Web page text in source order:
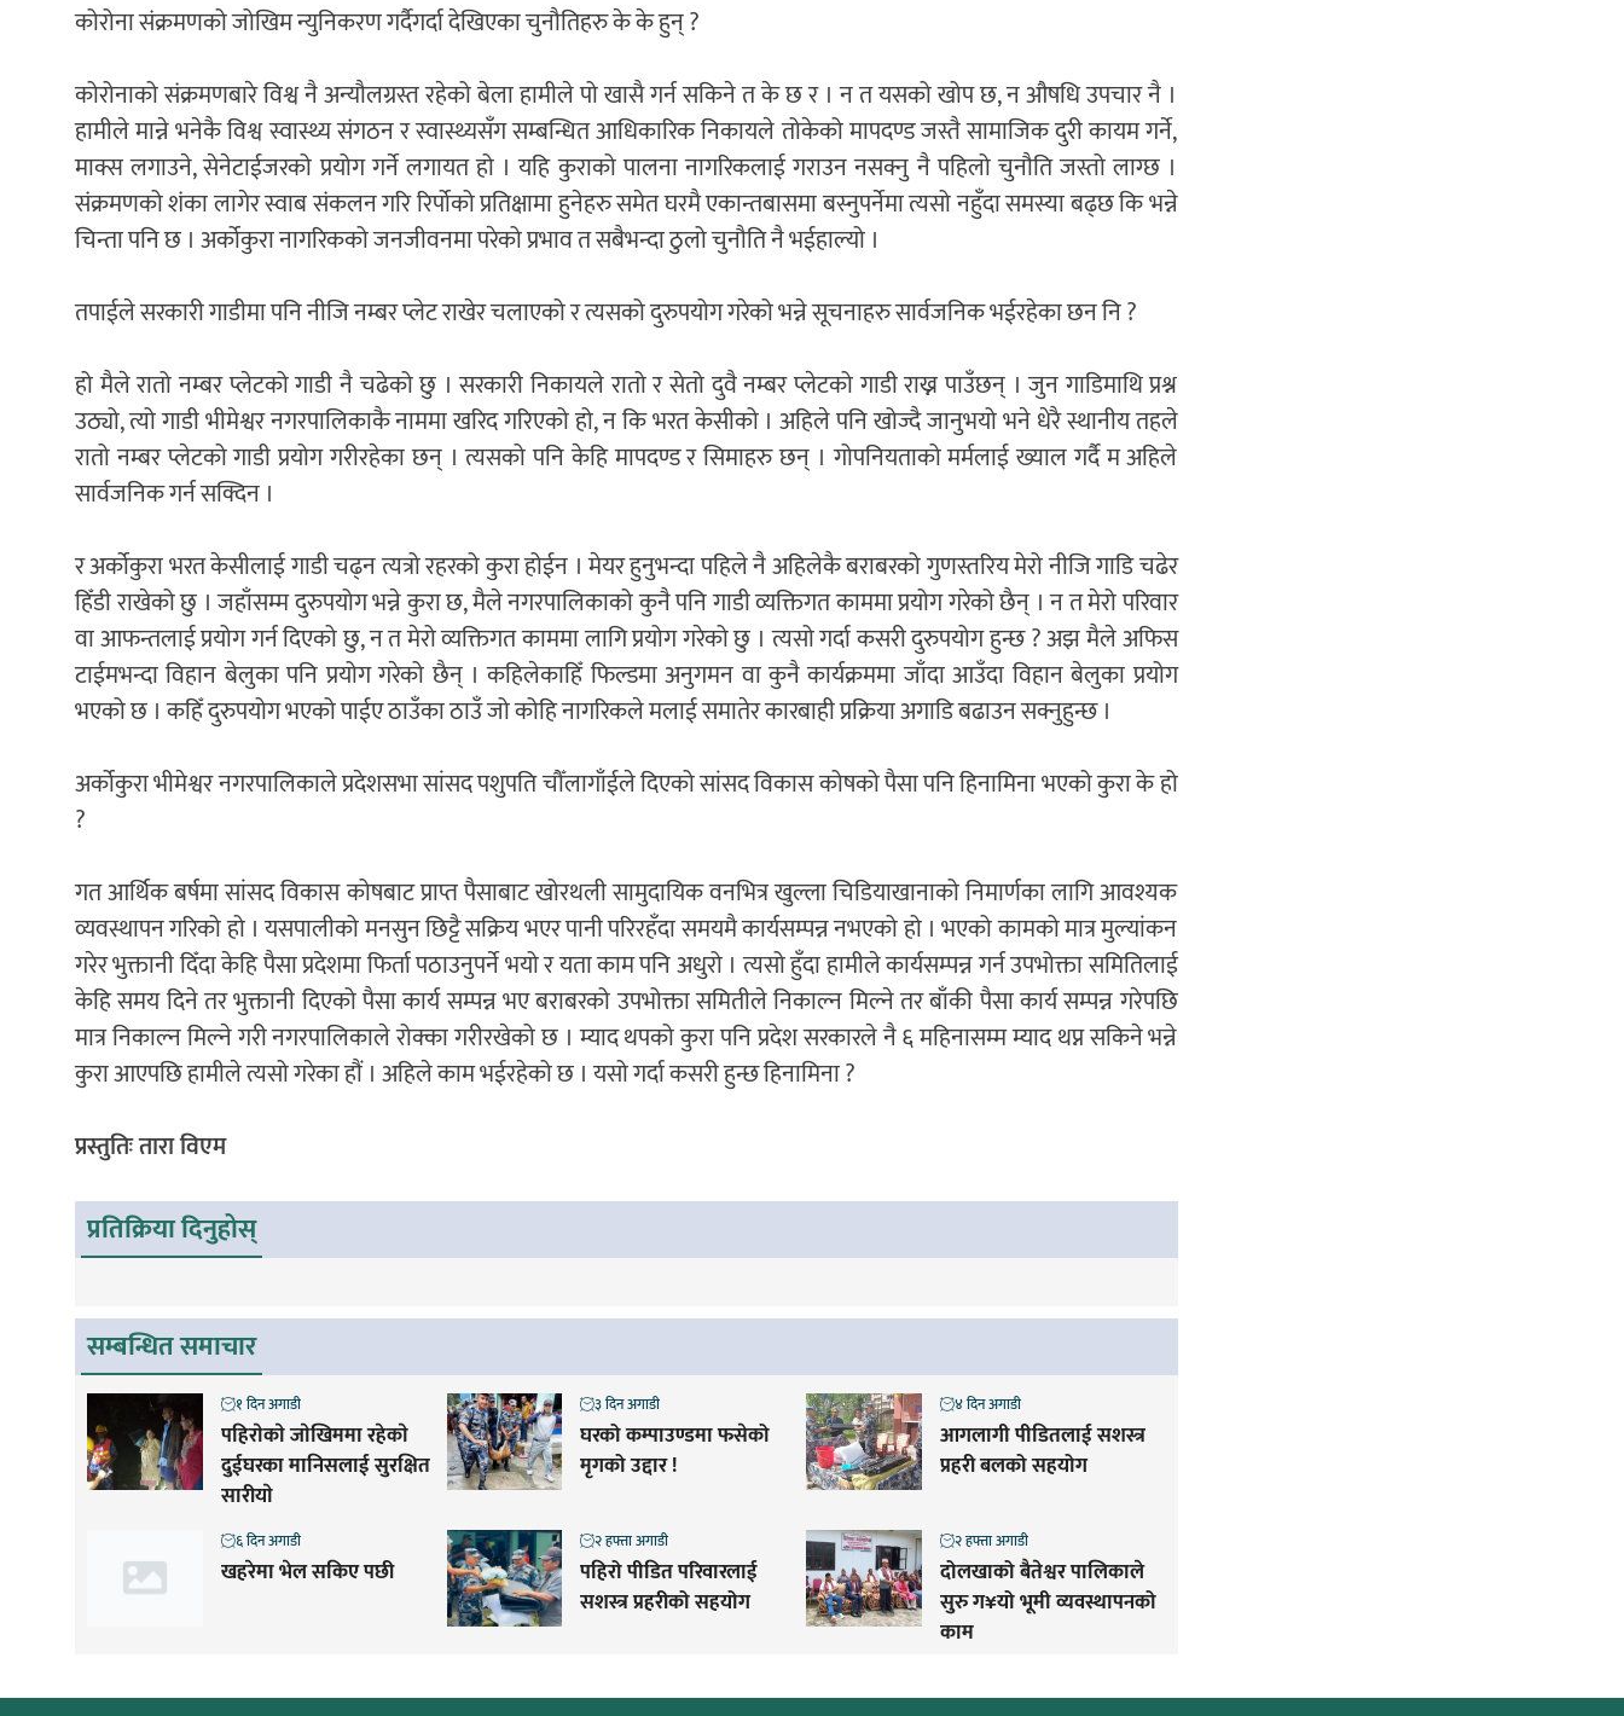
कोरोना संक्रमणको जोखिम न्युनिकरण गर्दैगर्दा देखिएका चुनौतिहरु के के हुन् ?
कोरोनाको संक्रमणबारे विश्व नै अन्यौलग्रस्त रहेको बेला हामीले पो खासै गर्न सकिने त के छ र । न त यसको खोप छ, न औषधि उपचार नै ।
हामीले मान्ने भनेकै विश्व स्वास्थ्य संगठन र स्वास्थ्यसँग सम्बन्धित आधिकारिक निकायले तोकेको मापदण्ड जस्तै सामाजिक दुरी कायम गर्ने,
माक्स लगाउने, सेनेटाईजरको प्रयोग गर्ने लगायत हो । यहि कुराको पालना नागरिकलाई गराउन नसक्नु नै पहिलो चुनौति जस्तो लाग्छ ।
संक्रमणको शंका लागेर स्वाब संकलन गरि रिर्पोको प्रतिक्षामा हुनेहरु समेत घरमै एकान्तबासमा बस्नुपर्नेमा त्यसो नहुँदा समस्या बढ्छ कि भन्ने
चिन्ता पनि छ । अर्कोकुरा नागरिकको जनजीवनमा परेको प्रभाव त सबैभन्दा ठुलो चुनौति नै भईहाल्यो ।
तपाईले सरकारी गाडीमा पनि नीजि नम्बर प्लेट राखेर चलाएको र त्यसको दुरुपयोग गरेको भन्ने सूचनाहरु सार्वजनिक भईरहेका छन नि ?
हो मैले रातो नम्बर प्लेटको गाडी नै चढेको छु । सरकारी निकायले रातो र सेतो दुवै नम्बर प्लेटको गाडी राख्न पाउँछन् । जुन गाडिमाथि प्रश्न
उठ्यो, त्यो गाडी भीमेश्वर नगरपालिकाकै नाममा खरिद गरिएको हो, न कि भरत केसीको । अहिले पनि खोज्दै जानुभयो भने धेरै स्थानीय तहले
रातो नम्बर प्लेटको गाडी प्रयोग गरीरहेका छन् । त्यसको पनि केहि मापदण्ड र सिमाहरु छन् । गोपनियताको मर्मलाई ख्याल गर्दै म अहिले
सार्वजनिक गर्न सक्दिन ।
र अर्कोकुरा भरत केसीलाई गाडी चढ्न त्यत्रो रहरको कुरा होईन । मेयर हुनुभन्दा पहिले नै अहिलेकै बराबरको गुणस्तरिय मेरो नीजि गाडि चढेर
हिँडी राखेको छु । जहाँसम्म दुरुपयोग भन्ने कुरा छ, मैले नगरपालिकाको कुनै पनि गाडी व्यक्तिगत काममा प्रयोग गरेको छैन् । न त मेरो परिवार
वा आफन्तलाई प्रयोग गर्न दिएको छु, न त मेरो व्यक्तिगत काममा लागि प्रयोग गरेको छु । त्यसो गर्दा कसरी दुरुपयोग हुन्छ ? अझ मैले अफिस
टाईमभन्दा विहान बेलुका पनि प्रयोग गरेको छैन् । कहिलेकाहिँ फिल्डमा अनुगमन वा कुनै कार्यक्रममा जाँदा आउँदा विहान बेलुका प्रयोग
भएको छ । कहिँ दुरुपयोग भएको पाईए ठाउँका ठाउँ जो कोहि नागरिकले मलाई समातेर कारबाही प्रक्रिया अगाडि बढाउन सक्नुहुन्छ ।
अर्कोकुरा भीमेश्वर नगरपालिकाले प्रदेशसभा सांसद पशुपति चौँलागाँईले दिएको सांसद विकास कोषको पैसा पनि हिनामिना भएको कुरा के हो
?
गत आर्थिक बर्षमा सांसद विकास कोषबाट प्राप्त पैसाबाट खोरथली सामुदायिक वनभित्र खुल्ला चिडियाखानाको निमार्णका लागि आवश्यक
व्यवस्थापन गरिको हो । यसपालीको मनसुन छिट्टै सक्रिय भएर पानी परिरहँदा समयमै कार्यसम्पन्न नभएको हो । भएको कामको मात्र मुल्यांकन
गरेर भुक्तानी दिँदा केहि पैसा प्रदेशमा फिर्ता पठाउनुपर्ने भयो र यता काम पनि अधुरो । त्यसो हुँदा हामीले कार्यसम्पन्न गर्न उपभोक्ता समितिलाई
केहि समय दिने तर भुक्तानी दिएको पैसा कार्य सम्पन्न भए बराबरको उपभोक्ता समितीले निकाल्न मिल्ने तर बाँकी पैसा कार्य सम्पन्न गरेपछि
मात्र निकाल्न मिल्ने गरी नगरपालिकाले रोक्का गरीरखेको छ । म्याद थपको कुरा पनि प्रदेश सरकारले नै ६ महिनासम्म म्याद थप्न सकिने भन्ने
कुरा आएपछि हामीले त्यसो गरेका हौं । अहिले काम भईरहेको छ । यसो गर्दा कसरी हुन्छ हिनामिना ?
प्रस्तुतिः तारा विएम
प्रतिक्रिया दिनुहोस्
सम्बन्धित समाचार
पहिराेकाे जाेखिममा रहेकाे
दुईघरका मानिसलाई सुरक्षित
सारीयाे
१ दिन अगाडी
घरको कम्पाउण्डमा फसेको
मृगको उद्दार !
३ दिन अगाडी
आगलागी पीडितलाई सशस्त्र
प्रहरी बलको सहयोग
४ दिन अगाडी
खहरेमा भेल सकिए पछी
६ दिन अगाडी
पहिरो पीडित परिवारलाई
सशस्त्र प्रहरीको सहयोग
२ हफ्ता अगाडी
दोलखाको बैतेश्वर पालिकाले
सुरु ग¥यो भूमी व्यवस्थापनको
काम
२ हफ्ता अगाडी